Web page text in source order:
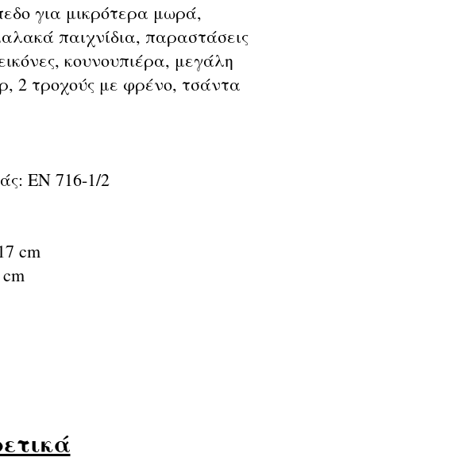
για μικρότερα μωρά,
παιχνίδια, παραστάσεις
κουνουπιέρα, μεγάλη
2 τροχούς με φρένο, τσάντα
EN 716-1/2
cm